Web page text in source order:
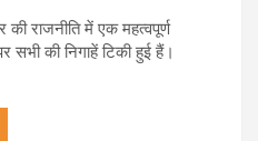
राजनीति में एक महत्वपूर्ण
सभी की निगाहें टिकी हुई हैं।